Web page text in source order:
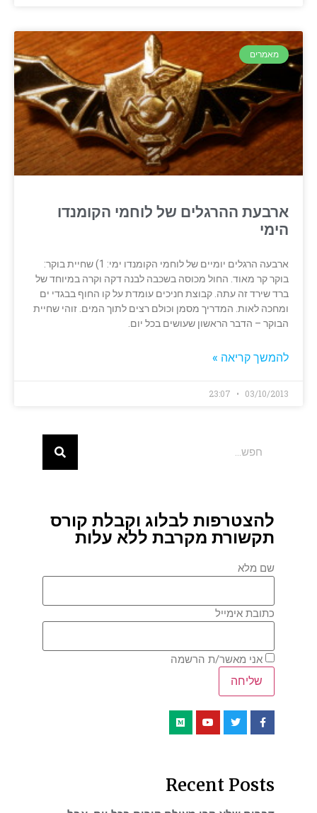
מאמרים
ארבעת ההרגלים של לוחמי הקומנדו
הימי
ארבעה הרגלים יומיים של לוחמי הקומנדו ימי: 1) שחיית בוקר:
בוקר קר מאוד. החול מכוסה בשכבה לבנה דקה וקרה במיוחד של
ברד שירד זה עתה. קבוצת חניכים עומדת על קו החוף בבגדי ים
ומחכה לאות. המדריך מסמן וכולם רצים לתוך המים. זוהי שחיית
הבוקר – הדבר הראשון שעושים בכל יום.
להמשך קריאה »
03/10/2013
להצטרפות לבלוג וקבלת קורס
תקשורת מקרבת ללא עלות
שם מלא
כתובת אימייל
אני מאשר/ת הרשמה
Recent Posts